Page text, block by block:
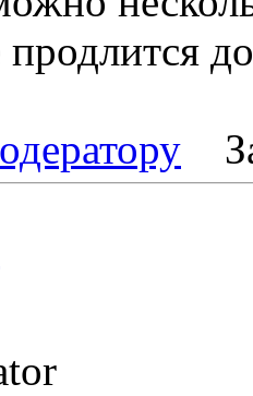
продлится